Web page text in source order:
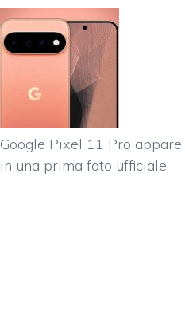
Google Pixel 11 Pro appare
in una prima foto ufficiale